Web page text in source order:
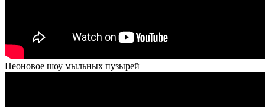
Неоновое шоу мыльных пузырей